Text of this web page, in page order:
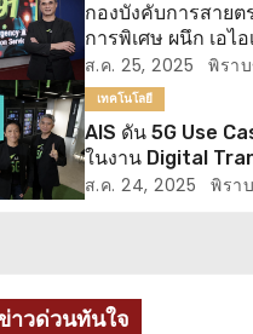
กองบังคับการสาย
การพิเศษ ผนึก เอไอ
ELS” ระบุตำแหน่งผู้
ครั้งแรกในไทย
ส.ค. 25, 2025 พิรา
เทคโนโลยี
AIS ดัน 5G Use
ในงาน Digital
World 2025 โดย
ส.ค. 24, 2025 พิรา
าวด่วนทันใจ